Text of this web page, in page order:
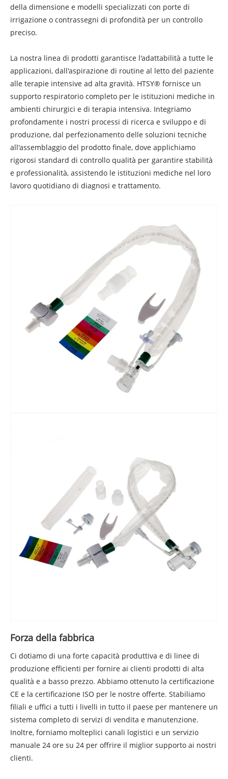
della dimensione e modelli specializzati con porte di
irrigazione o contrassegni di profondità per un controllo
preciso.
La nostra linea di prodotti garantisce l'adattabilità a tutte le
applicazioni, dall'aspirazione di routine al letto del paziente
alle terapie intensive ad alta gravità. HTSY® fornisce un
supporto respiratorio completo per le istituzioni mediche in
ambienti chirurgici e di terapia intensiva. Integriamo
profondamente i nostri processi di ricerca e sviluppo e di
produzione, dal perfezionamento delle soluzioni tecniche
all'assemblaggio del prodotto finale, dove applichiamo
rigorosi standard di controllo qualità per garantire stabilità
e professionalità, assistendo le istituzioni mediche nel loro
lavoro quotidiano di diagnosi e trattamento.
Forza della fabbrica
Ci dotiamo di una forte capacità produttiva e di linee di
produzione efficienti per fornire ai clienti prodotti di alta
qualità e a basso prezzo. Abbiamo ottenuto la certificazione
CE e la certificazione ISO per le nostre offerte. Stabiliamo
filiali e uffici a tutti i livelli in tutto il paese per mantenere un
sistema completo di servizi di vendita e manutenzione.
Inoltre, forniamo molteplici canali logistici e un servizio
manuale 24 ore su 24 per offrire il miglior supporto ai nostri
clienti.